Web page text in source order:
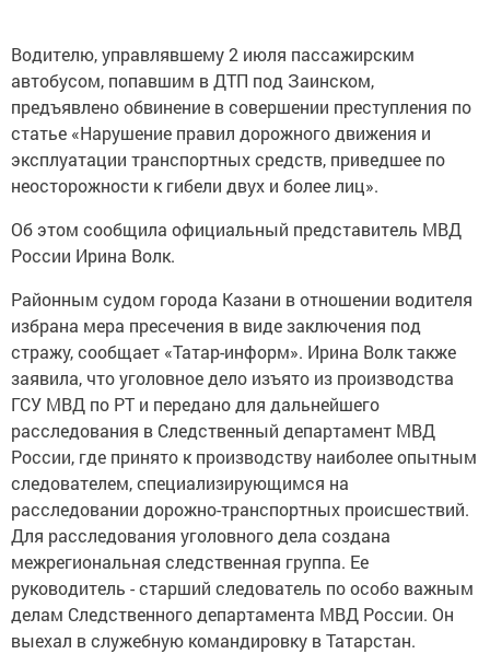
Водителю, управлявшему 2 июля пассажирским
автобусом, попавшим в ДТП под Заинском,
предъявлено обвинение в совершении преступления по
статье «Нарушение правил дорожного движения и
эксплуатации транспортных средств, приведшее по
неосторожности к гибели двух и более лиц».
Об этом сообщила официальный представитель МВД
России Ирина Волк.
Районным судом города Казани в отношении водителя
избрана мера пресечения в виде заключения под
стражу, сообщает «Татар-информ». Ирина Волк также
заявила, что уголовное дело изъято из производства
ГСУ МВД по РТ и передано для дальнейшего
расследования в Следственный департамент МВД
России, где принято к производству наиболее опытным
следователем, специализирующимся на
расследовании дорожно-транспортных происшествий.
Для расследования уголовного дела создана
межрегиональная следственная группа. Ее
руководитель - старший следователь по особо важным
делам Следственного департамента МВД России. Он
выехал в служебную командировку в Татарстан.